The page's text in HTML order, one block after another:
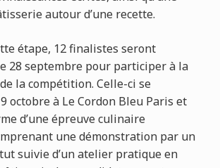
autour d’une recette.
étape, 12 finalistes seront
28 septembre pour participer à la
la compétition. Celle-ci se
octobre à Le Cordon Bleu Paris et
d’une épreuve culinaire
une démonstration par un
suivie d’un atelier pratique en